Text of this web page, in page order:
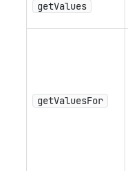
getValues
getValuesFor